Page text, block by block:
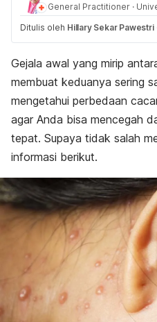
General Practitioner ·
Ditulis oleh Hillary Sekar Pawestri
Gejala awal yang mirip
membuat keduanya sering
mengetahui perbedaan
agar Anda bisa mencegah
tepat. Supaya tidak salah
informasi berikut.